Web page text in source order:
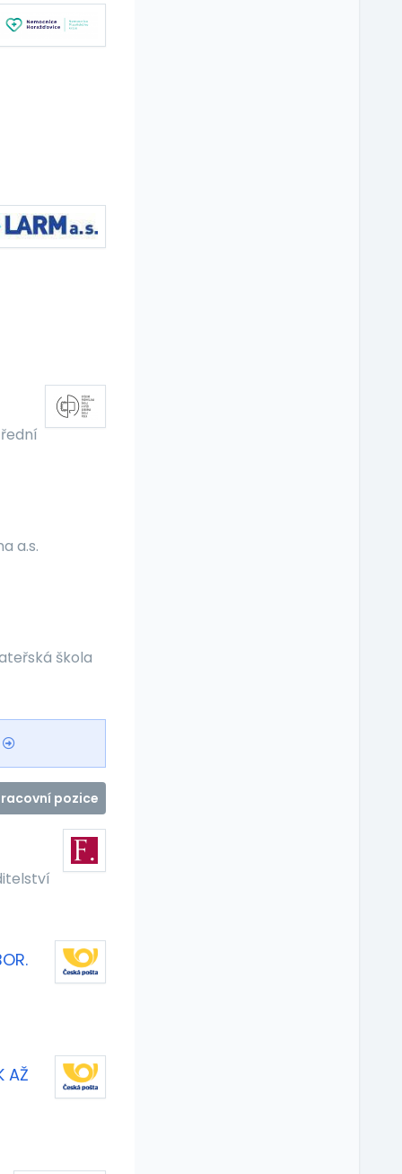
a.s.
škola
pozice
AŽ